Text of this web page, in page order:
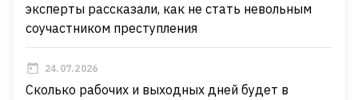
эксперты рассказали, как не стать невольным
соучастником преступления
24.07.2026
Сколько рабочих и выходных дней будет в